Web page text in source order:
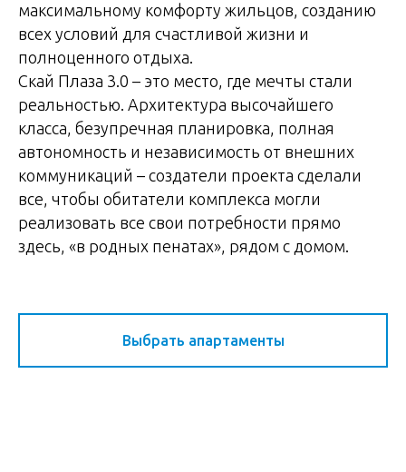
максимальному комфорту жильцов, созданию
всех условий для счастливой жизни и
полноценного отдыха.
Скай Плаза 3.0 – это место, где мечты стали
реальностью. Архитектура высочайшего
класса, безупречная планировка, полная
автономность и независимость от внешних
коммуникаций – создатели проекта сделали
все, чтобы обитатели комплекса могли
реализовать все свои потребности прямо
здесь, «в родных пенатах», рядом с домом.
Выбрать апартаменты